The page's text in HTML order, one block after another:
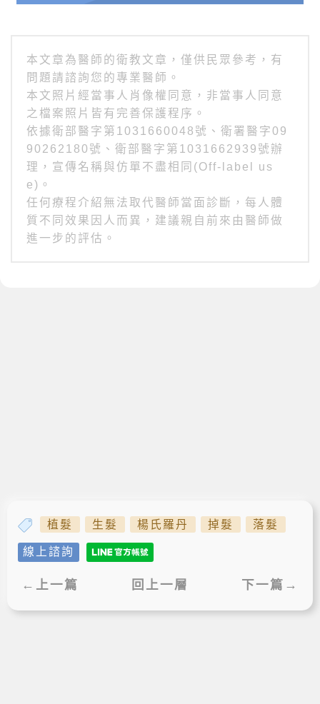
本文章為醫師的衛教文章，僅供民眾參考，有
問題請諮詢您的專業醫師。
本文照片經當事人肖像權同意，非當事人同意
之檔案照片皆有完善保護程序。
依據衛部醫字第1031660048號、衛署醫字09
90262180號、衛部醫字第1031662939號辦
理，宣傳名稱與仿單不盡相同(Off-label us
e)。
任何療程介紹無法取代醫師當面診斷，每人體
質不同效果因人而異，建議親自前來由醫師做
進一步的評估。
植髮 生髮 楊氏羅丹 掉髮 落髮
線上諮詢
←上一篇 回上一層 下一篇→